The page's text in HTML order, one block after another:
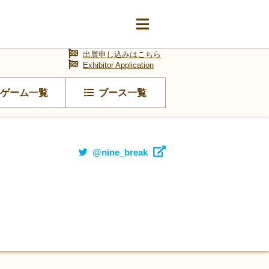
ゲーム一覧 ブース一覧
出展申し込みはこちら
Exhibitor Application
@nine_break